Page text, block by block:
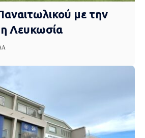
με την
Λευκωσία